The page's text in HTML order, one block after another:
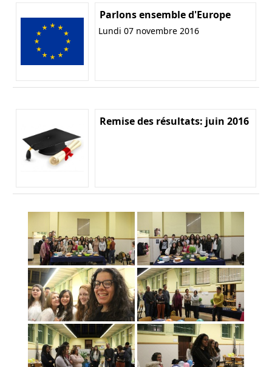
Parlons ensemble d'Europe
Lundi 07 novembre 2016
Remise des résultats: juin 2016